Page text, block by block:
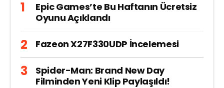
Epic Games’te Bu Haftanın Ücretsiz
Oyunu Açıklandı
Fazeon X27F330UDP İncelemesi
Spider-Man: Brand New Day
Filminden Yeni Klip Paylaşıldı!